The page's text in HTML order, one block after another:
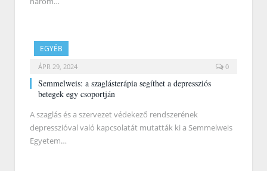
EGYÉB
ÁPR 29, 2024 0
Semmelweis: a szaglásterápia segíthet a depressziós
betegek egy csoportján
A szaglás és a szervezet védekező rendszerének
depresszióval való kapcsolatát mutatták ki a Semmelweis
Egyetem…